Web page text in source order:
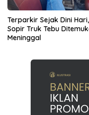
Terparkir Sejak Dini Hari,
Sopir Truk Tebu
Meninggal